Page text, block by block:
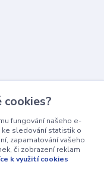
cookies?
fungování našeho e-
sledování statistik o
zapamatování vašeho
či zobrazení reklam
k využití cookies